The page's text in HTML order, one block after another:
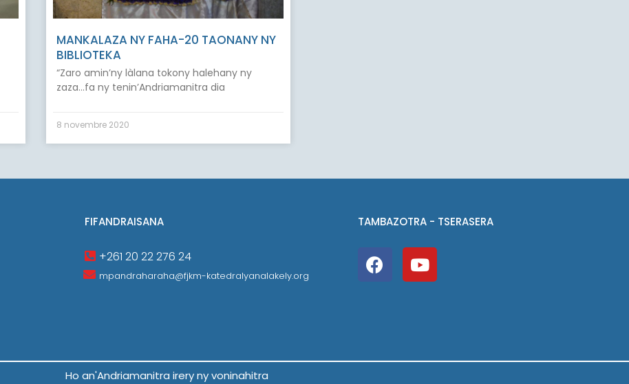
MANKALAZA NY FAHA-20 TAONANY NY
BIBLIOTEKA
“Zaro amin’ny làlana tokony halehany ny
zaza…fa ny tenin’Andriamanitra dia
8 novembre 2020
FIFANDRAISANA
+261 20 22 276 24
mpandraharaha@fjkm-katedralyanalakely.org
TAMBAZOTRA - TSERASERA
Ho an'Andriamanitra irery ny voninahitra